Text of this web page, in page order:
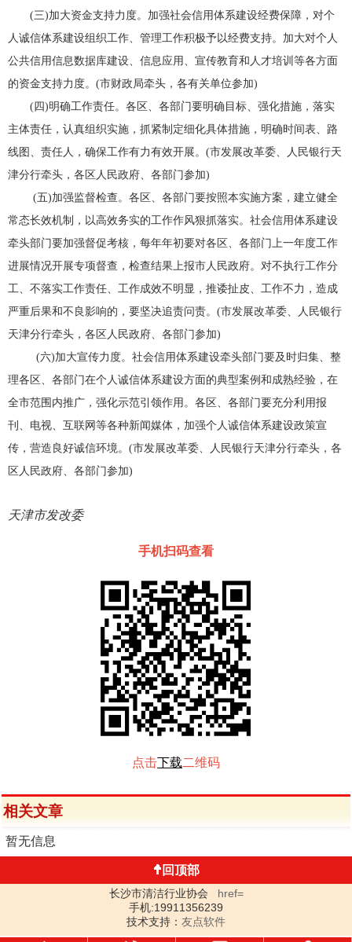
(三)加大资金支持力度。加强社会信用体系建设经费保障，对个
人诚信体系建设组织工作、管理工作积极予以经费支持。加大对个人
公共信用信息数据库建设、信息应用、宣传教育和人才培训等各方面
的资金支持力度。(市财政局牵头，各有关单位参加)
(四)明确工作责任。各区、各部门要明确目标、强化措施，落实
主体责任，认真组织实施，抓紧制定细化具体措施，明确时间表、路
线图、责任人，确保工作有力有效开展。(市发展改革委、人民银行天
津分行牵头，各区人民政府、各部门参加)
(五)加强监督检查。各区、各部门要按照本实施方案，建立健全
常态长效机制，以高效务实的工作作风狠抓落实。社会信用体系建设
牵头部门要加强督促考核，每年年初要对各区、各部门上一年度工作
进展情况开展专项督查，检查结果上报市人民政府。对不执行工作分
工、不落实工作责任、工作成效不明显，推诿扯皮、工作不力，造成
严重后果和不良影响的，要坚决追责问责。(市发展改革委、人民银行
天津分行牵头，各区人民政府、各部门参加)
(六)加大宣传力度。社会信用体系建设牵头部门要及时归集、整
理各区、各部门在个人诚信体系建设方面的典型案例和成熟经验，在
全市范围内推广，强化示范引领作用。各区、各部门要充分利用报
刊、电视、互联网等各种新闻媒体，加强个人诚信体系建设政策宣
传，营造良好诚信环境。(市发展改革委、人民银行天津分行牵头，各
区人民政府、各部门参加)
天津市发改委
手机扫码查看
点击下载二维码
相关文章
暂无信息
回顶部
长沙市清洁行业协会 href=
手机:19911356239
技术支持： 友点软件